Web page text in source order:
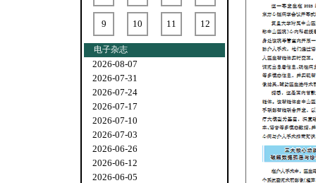
9 10 11 12
电子杂志
2026-08-07
2026-07-31
2026-07-24
2026-07-17
2026-07-10
2026-07-03
2026-06-26
2026-06-12
2026-06-05